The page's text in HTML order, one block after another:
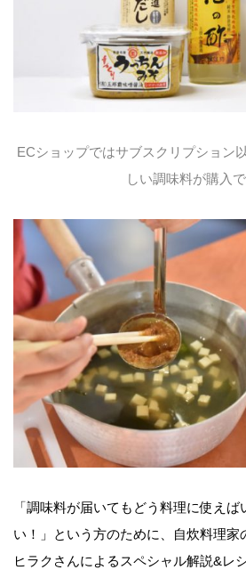
ECショップではサブスクリプション
しい調味料が購入
「調味料が届いてもどう料理に使え
い！」という方のために、自炊料理家
ヒラクさんによるスペシャル解説&レ